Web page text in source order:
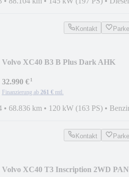
Kontakt
Volvo XC40 B3 B Plus Dark AHK
32.990 €¹
Finanzierung ab 261 € mtl.
• 68.836 km • 120 kW (163 PS) •
Kontakt
Volvo XC40 T3 Inscription 2WD